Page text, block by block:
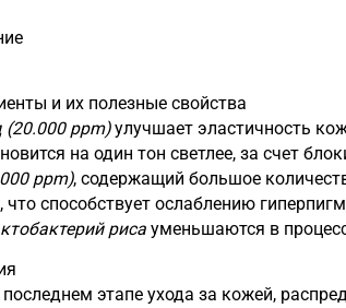
и их полезные свойства
ppm)улучшает эластичность
на один тон светлее, за счет
ppm), содержащий большое
способствует ослаблению
риса уменьшаются в
последнем этапе ухода за кожей,